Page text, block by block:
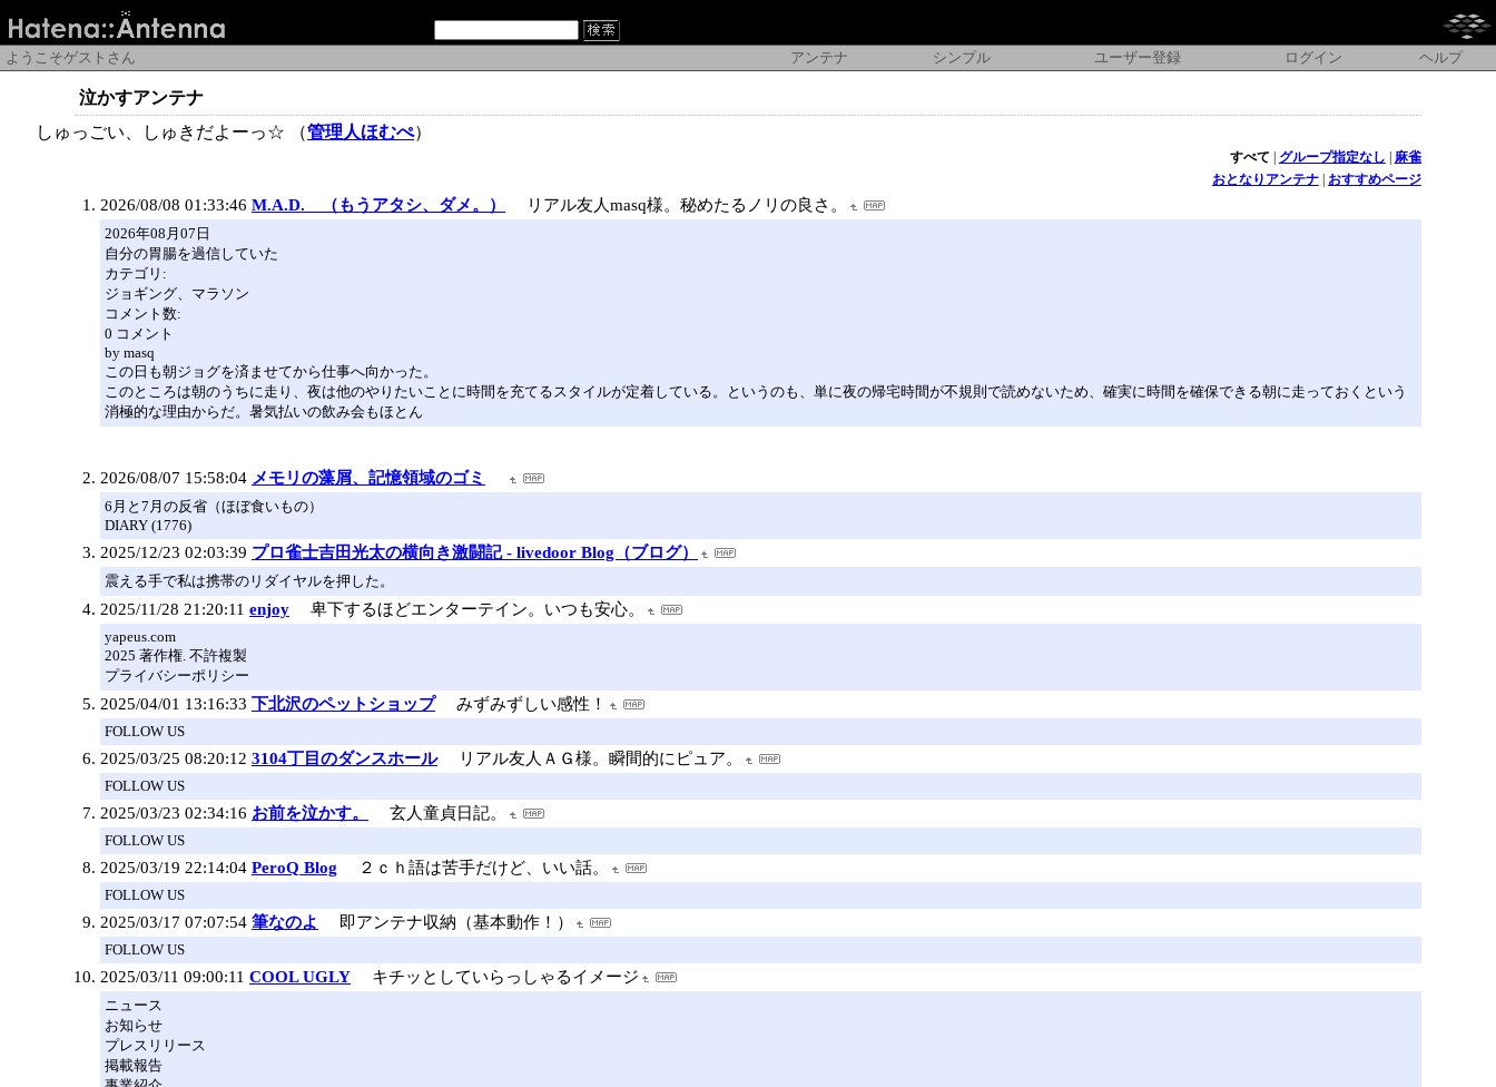
ようこそゲストさん アンテナ シンプル ユーザー登録 ログイン ヘルプ
泣かすアンテナ
しゅっごい、しゅきだよーっ☆ （管理人ほむぺ）
すべて グループ指定なし
麻雀
おとなりアンテナ| おすすめページ
2026/08/08 01:33:46 M.A.D. （もうアタシ、ダメ。） リアル友人masq様。秘めたるノリの良さ。
2026年08月07日
自分の胃腸を過信していた
カテゴリ:
ジョギング、マラソン
コメント数:
0 コメント
by masq
この日も朝ジョグを済ませてから仕事へ向かった。
このところは朝のうちに走り、夜は他のやりたいことに時間を充てるスタイルが定着している。というのも、単に夜の帰宅時間が不規則で読めないため、確実に時間を確保できる朝に走っておくという
消極的な理由からだ。暑気払いの飲み会もほとん
2026/08/07 15:58:04 メモリの藻屑、記憶領域のゴミ
6月と7月の反省（ほぼ食いもの）
DIARY (1776)
2025/12/23 02:03:39 プロ雀士吉田光太の横向き激闘記 - livedoor Blog（ブログ）
震える手で私は携帯のリダイヤルを押した。
2025/11/28 21:20:11 enjoy 卑下するほどエンターテイン。いつも安心。
yapeus.com
2025 著作権. 不許複製
プライバシーポリシー
2025/04/01 13:16:33 下北沢のペットショップ みずみずしい感性！
FOLLOW US
2025/03/25 08:20:12 3104丁目のダンスホール リアル友人ＡＧ様。瞬間的にピュア。
FOLLOW US
2025/03/23 02:34:16 お前を泣かす。 玄人童貞日記。
FOLLOW US
2025/03/19 22:14:04 PeroQ Blog ２ｃｈ語は苦手だけど、いい話。
FOLLOW US
2025/03/17 07:07:54 筆なのよ 即アンテナ収納（基本動作！）
FOLLOW US
2025/03/11 09:00:11 COOL UGLY キチッとしていらっしゃるイメージ
ニュース
お知らせ
プレスリリース
掲載報告